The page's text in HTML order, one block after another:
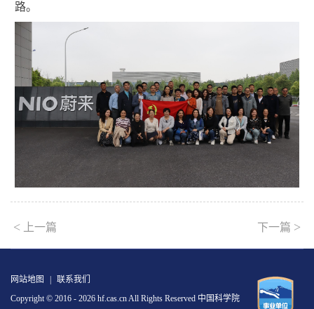
路。
< 上一篇 下一篇 >
网站地图
联系我们
Copyright © 2016 - 2026 hf.cas.cn All Rights Reserved 中国科学院